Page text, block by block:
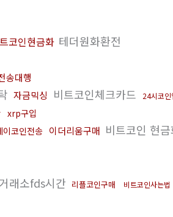
코인현금화 테더원화환전
송대행
자금믹싱 비트코인체크카드 24시코인
xrp구입
이코인전송 이더리움구매 비트코인 현
래소fds시간 리플코인구매 비트코인사는법